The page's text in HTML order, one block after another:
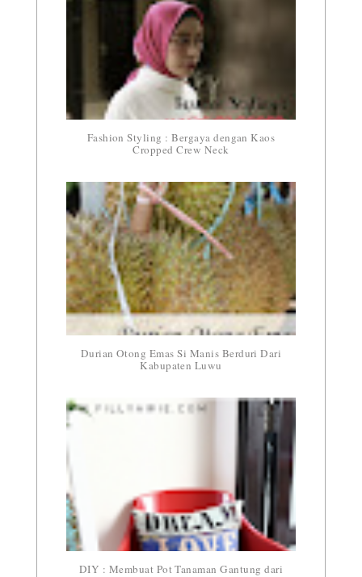
Fashion Styling : Bergaya dengan Kaos
Cropped Crew Neck
Durian Otong Emas Si Manis Berduri Dari
Kabupaten Luwu
DIY : Membuat Pot Tanaman Gantung dari